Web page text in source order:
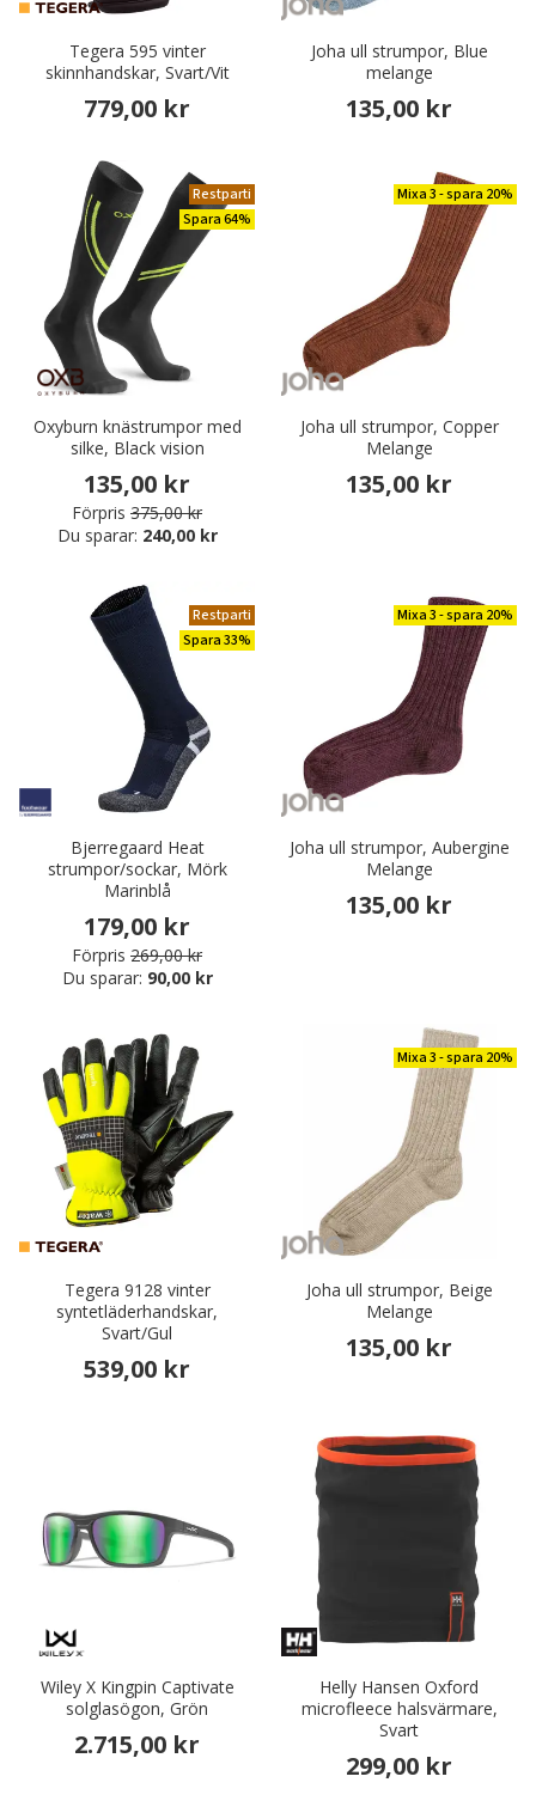
Tegera 595 vinter
skinnhandskar, Svart/Vit
779,00 kr
Joha ull strumpor, Blue
melange
135,00 kr
Restparti
Spara 64%
Oxyburn knästrumpor med
silke, Black vision
135,00 kr
Förpris 375,00 kr
Du sparar: 240,00 kr
Mixa 3 - spara 20%
Joha ull strumpor, Copper
Melange
135,00 kr
Restparti
Spara 33%
Bjerregaard Heat
strumpor/sockar, Mörk
Marinblå
179,00 kr
Förpris 269,00 kr
Du sparar: 90,00 kr
Mixa 3 - spara 20%
Joha ull strumpor, Aubergine
Melange
135,00 kr
Tegera 9128 vinter
syntetläderhandskar,
Svart/Gul
539,00 kr
Mixa 3 - spara 20%
Joha ull strumpor, Beige
Melange
135,00 kr
Wiley X Kingpin Captivate
solglasögon, Grön
2.715,00 kr
Helly Hansen Oxford
microfleece halsvärmare,
Svart
299,00 kr